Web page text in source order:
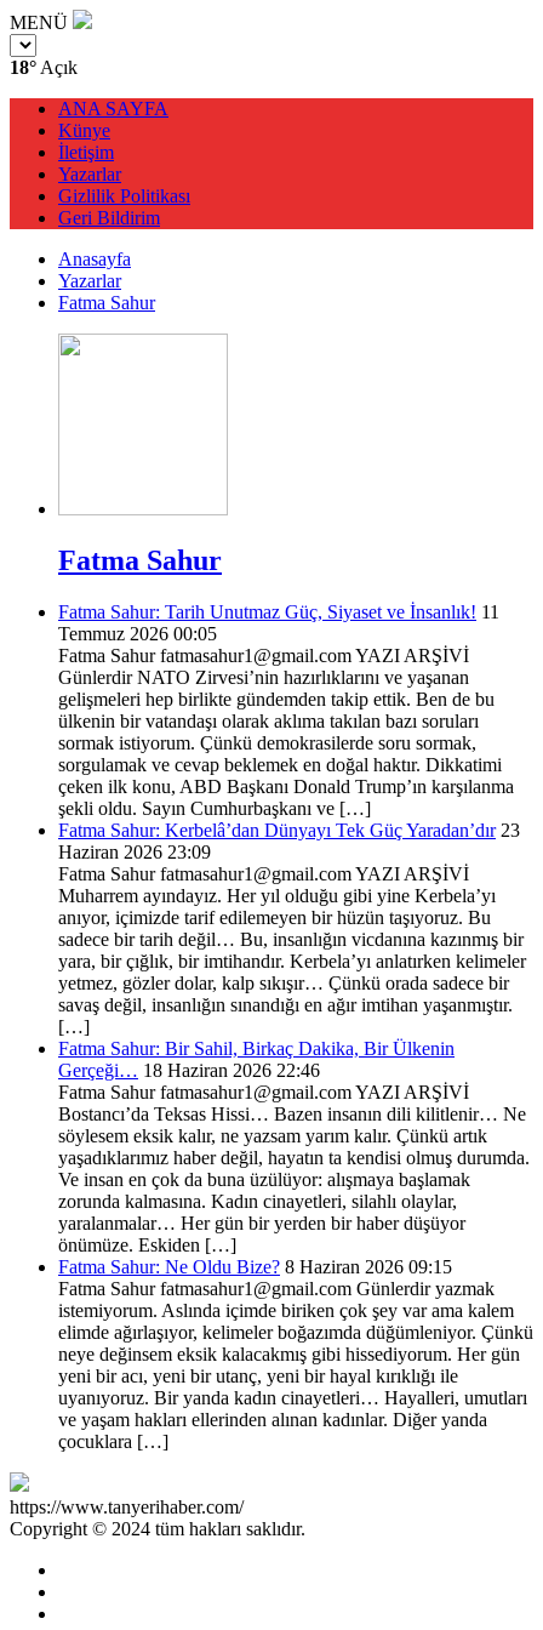
MENÜ
18° Açık
ANA SAYFA
Künye
İletişim
Yazarlar
Gizlilik Politikası
Geri Bildirim
Anasayfa
Yazarlar
Fatma Sahur
Fatma Sahur
Fatma Sahur: Tarih Unutmaz Güç, Siyaset ve İnsanlık! 11
Temmuz 2026 00:05
Fatma Sahur fatmasahur1@gmail.com YAZI ARŞİVİ
Günlerdir NATO Zirvesi’nin hazırlıklarını ve yaşanan
gelişmeleri hep birlikte gündemden takip ettik. Ben de bu
ülkenin bir vatandaşı olarak aklıma takılan bazı soruları
sormak istiyorum. Çünkü demokrasilerde soru sormak,
sorgulamak ve cevap beklemek en doğal haktır. Dikkatimi
çeken ilk konu, ABD Başkanı Donald Trump’ın karşılanma
şekli oldu. Sayın Cumhurbaşkanı ve […]
Fatma Sahur: Kerbelâ’dan Dünyayı Tek Güç Yaradan’dır 23
Haziran 2026 23:09
Fatma Sahur fatmasahur1@gmail.com YAZI ARŞİVİ
Muharrem ayındayız. Her yıl olduğu gibi yine Kerbela’yı
anıyor, içimizde tarif edilemeyen bir hüzün taşıyoruz. Bu
sadece bir tarih değil… Bu, insanlığın vicdanına kazınmış bir
yara, bir çığlık, bir imtihandır. Kerbela’yı anlatırken kelimeler
yetmez, gözler dolar, kalp sıkışır… Çünkü orada sadece bir
savaş değil, insanlığın sınandığı en ağır imtihan yaşanmıştır.
[…]
Fatma Sahur: Bir Sahil, Birkaç Dakika, Bir Ülkenin
Gerçeği… 18 Haziran 2026 22:46
Fatma Sahur fatmasahur1@gmail.com YAZI ARŞİVİ
Bostancı’da Teksas Hissi… Bazen insanın dili kilitlenir… Ne
söylesem eksik kalır, ne yazsam yarım kalır. Çünkü artık
yaşadıklarımız haber değil, hayatın ta kendisi olmuş durumda.
Ve insan en çok da buna üzülüyor: alışmaya başlamak
zorunda kalmasına. Kadın cinayetleri, silahlı olaylar,
yaralanmalar… Her gün bir yerden bir haber düşüyor
önümüze. Eskiden […]
Fatma Sahur: Ne Oldu Bize? 8 Haziran 2026 09:15
Fatma Sahur fatmasahur1@gmail.com Günlerdir yazmak
istemiyorum. Aslında içimde biriken çok şey var ama kalem
elimde ağırlaşıyor, kelimeler boğazımda düğümleniyor. Çünkü
neye değinsem eksik kalacakmış gibi hissediyorum. Her gün
yeni bir acı, yeni bir utanç, yeni bir hayal kırıklığı ile
uyanıyoruz. Bir yanda kadın cinayetleri… Hayalleri, umutları
ve yaşam hakları ellerinden alınan kadınlar. Diğer yanda
çocuklara […]
https://www.tanyerihaber.com/
Copyright © 2024 tüm hakları saklıdır.